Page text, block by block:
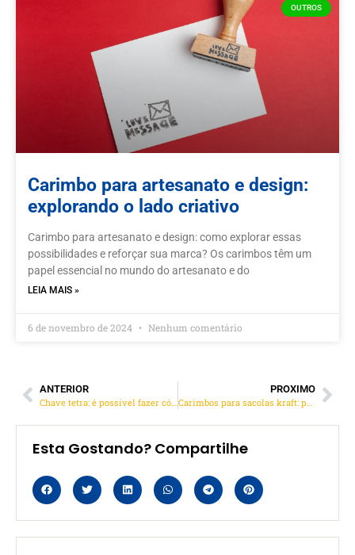
OUTROS
Carimbo para artesanato e design:
explorando o lado criativo
Carimbo para artesanato e design: como explorar essas
possibilidades e reforçar sua marca? Os carimbos têm um
papel essencial no mundo do artesanato e do
LEIA MAIS »
6 de novembro de 2024 Nenhum comentário
ANTERIOR
PROXIMO
Esta Gostando? Compartilhe